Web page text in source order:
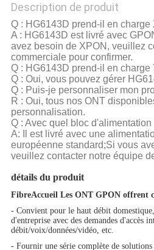
Description de produit
Q : HG6143D prend-il en charge
A : HG6143D est livré avec
avez besoin de XPON, veuillez
commerciale pour confirmer.
Q : HG6143D prend-il en charge
Q : Oui, vous pouvez gérer
Q : Puis-je personnaliser mon
R : Oui, tous nos ONT
personnalisation.
Q : Avec quel bloc
A: Il est livré avec une
européenne standard;Si vous
veuillez contacter notre équipe
détails du produit
FibreAccueil Les ONT GPON offrent
- Convient pour le haut débit
d'entreprise avec des demandes d'accès
débit/voix/données/vidéo, etc.
- Fournir une série complète de